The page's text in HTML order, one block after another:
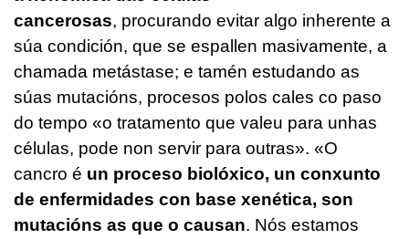
cancerosas, procurando evitar algo inherente a
súa condición, que se espallen masivamente, a
chamada metástase; e tamén estudando as
súas mutacións, procesos polos cales co paso
do tempo «o tratamento que valeu para unhas
células, pode non servir para outras». «O
cancro é un proceso biolóxico, un conxunto
de enfermidades con base xenética, son
mutacións as que o causan. Nós estamos